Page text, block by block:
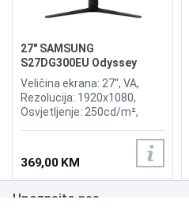
27" SAMSUNG
S27DG300EU Odyssey
Gaming G3 180Hz Display
Veličina ekrana: 27", VA,
Rezolucija: 1920x1080,
Osvjetljenje: 250cd/m²,
FreeSync, Kontrast: 3.000:1,
Priključci: HDMI 1.4,
DisplayPort 1.4
369,00 KM
Upoznajte nas